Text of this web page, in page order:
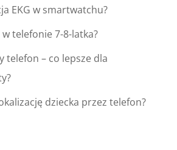
EKG w smartwatchu?
telefonie 7-8-latka?
telefon – co lepsze dla
dziecka przez telefon?